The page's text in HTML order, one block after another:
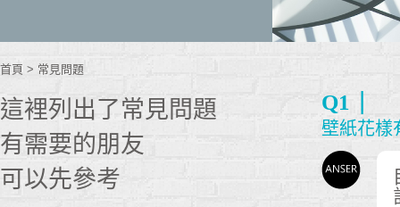
首頁 > 常見問題
這裡列出了常見問題
有需要的朋友
可以先參考
Q1
壁紙花樣